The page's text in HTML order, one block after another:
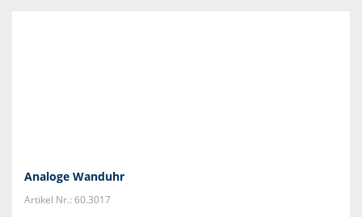
Analoge Wanduhr
Artikel Nr.: 60.3017